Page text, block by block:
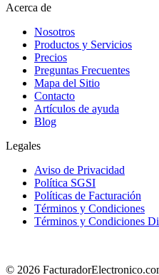
Acerca de
Nosotros
Productos y Servicios
Precios
Preguntas Frecuentes
Mapa del Sitio
Contacto
Artículos de ayuda
Blog
Legales
Aviso de Privacidad
Política SGSI
Políticas de Facturación
Términos y Condiciones
Términos y Condiciones
© 2026